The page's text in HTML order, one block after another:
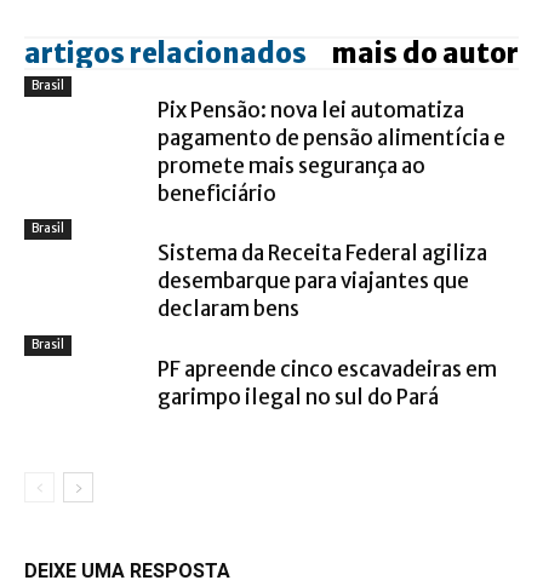
artigos relacionados mais do autor
Brasil
Pix Pensão: nova lei automatiza
pagamento de pensão alimentícia e
promete mais segurança ao
beneficiário
Brasil
Sistema da Receita Federal agiliza
desembarque para viajantes que
declaram bens
Brasil
PF apreende cinco escavadeiras em
garimpo ilegal no sul do Pará
DEIXE UMA RESPOSTA